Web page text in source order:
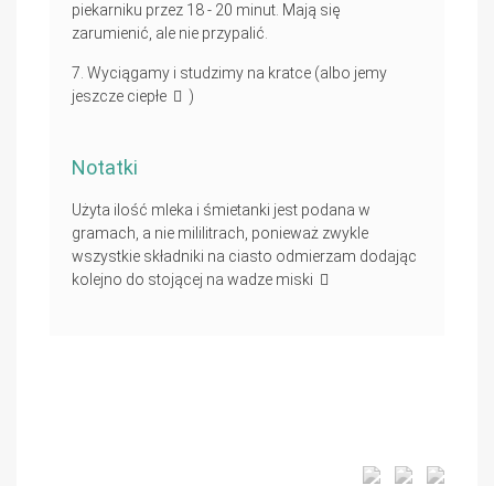
piekarniku przez 18 - 20 minut. Mają się
zarumienić, ale nie przypalić.
Wyciągamy i studzimy na kratce (albo jemy
jeszcze ciepłe
)
Notatki
Użyta ilość mleka i śmietanki jest podana w
gramach, a nie mililitrach, ponieważ zwykle
wszystkie składniki na ciasto odmierzam dodając
kolejno do stojącej na wadze miski